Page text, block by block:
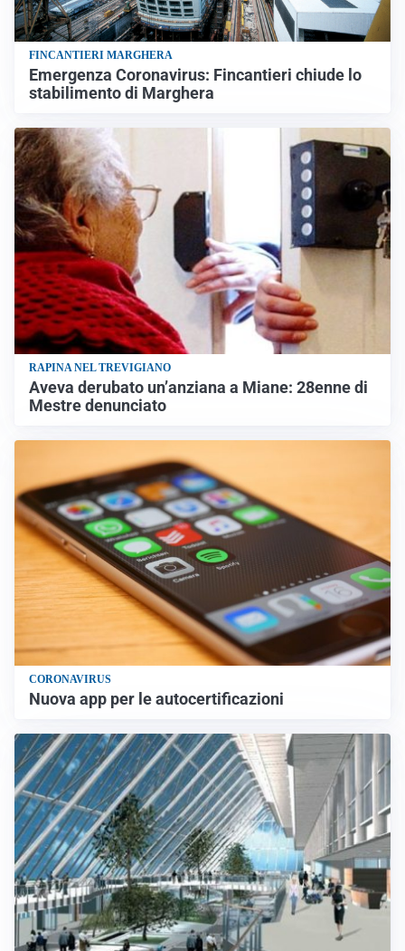
FINCANTIERI MARGHERA
Emergenza Coronavirus: Fincantieri chiude lo
stabilimento di Marghera
RAPINA NEL TREVIGIANO
Aveva derubato un’anziana a Miane: 28enne di
Mestre denunciato
CORONAVIRUS
Nuova app per le autocertificazioni